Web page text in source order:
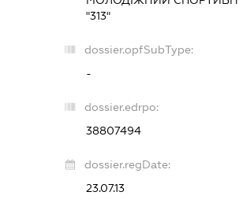
"313"
dossier.opfSubType:
-
dossier.edrpo:
38807494
dossier.regDate:
23.07.13